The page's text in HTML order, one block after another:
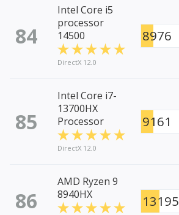
84
Intel Core i5
processor
14500
DirectX 12.0
8976
85
Intel Core i7-
13700HX
Processor
DirectX 12.0
9161
86
AMD Ryzen 9
8940HX
13195